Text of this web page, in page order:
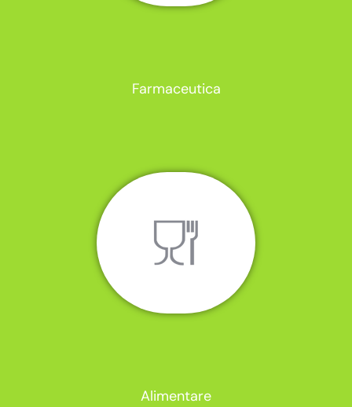
Farmaceutica
Alimentare